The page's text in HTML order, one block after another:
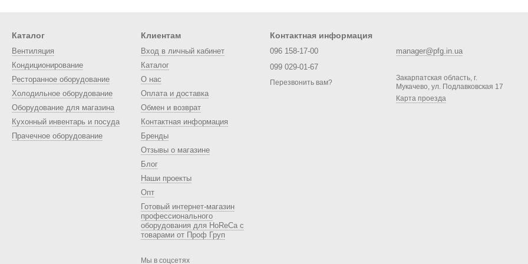
электрических и индукционных плитах, а также в духовках и на открытом огне.
сковород:
и стабильный нагрев;
срок службы;
при очень высоких температурах;
свойства после правильного прокаливания;
различных блюд.
питания чугунные сковороды ценят завыносливость и прогнозируемый результат
дольше сохраняют тепло и подчёркивают «аутентичный» стиль подачи. Именно поэтому чугун часто используют в стейк-
бистро и заведениях с открытой кухней.
сковороды рассчитаны на ежедневные нагрузки, не боятся частого мытья и механического воздействия, что делает их
Каталог
Вентиляция
Кондиционирование
Ресторанное оборудование
Холодильное оборудование
Оборудование для магазина
Кухонный инвентарь и посуда
Прачечное оборудование
Клиентам
Вход в личный кабинет
Каталог
О нас
Оплата и доставка
Обмен и возврат
Контактная информация
Бренды
Отзывы о магазине
Блог
Наши проекты
Опт
Готовый интернет-магазин
профессионального
оборудования для HoReCa с
товарами от Проф Груп
Мы в соцсетях
Контактная информация
096 158-17-00
099 029-01-67
Перезвонить вам?
manager@pfg.in.ua
Закарпатская область, г.
Мукачево, ул. Подлавковская 17
Карта проезда